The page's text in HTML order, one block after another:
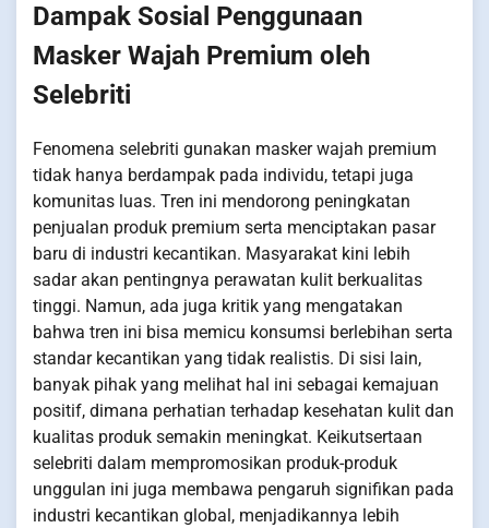
Dampak Sosial Penggunaan
Masker Wajah Premium oleh
Selebriti
Fenomena selebriti gunakan masker wajah premium
tidak hanya berdampak pada individu, tetapi juga
komunitas luas. Tren ini mendorong peningkatan
penjualan produk premium serta menciptakan pasar
baru di industri kecantikan. Masyarakat kini lebih
sadar akan pentingnya perawatan kulit berkualitas
tinggi. Namun, ada juga kritik yang mengatakan
bahwa tren ini bisa memicu konsumsi berlebihan serta
standar kecantikan yang tidak realistis. Di sisi lain,
banyak pihak yang melihat hal ini sebagai kemajuan
positif, dimana perhatian terhadap kesehatan kulit dan
kualitas produk semakin meningkat. Keikutsertaan
selebriti dalam mempromosikan produk-produk
unggulan ini juga membawa pengaruh signifikan pada
industri kecantikan global, menjadikannya lebih